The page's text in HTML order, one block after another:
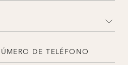
DE TELÉFONO